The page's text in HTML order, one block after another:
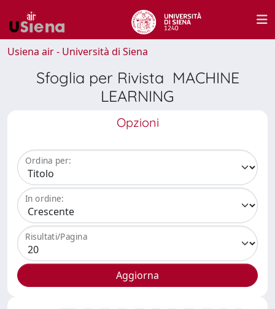
Usiena air - Università di Siena
Sfoglia per Rivista MACHINE
LEARNING
Opzioni
Ordina per:
In ordine:
Risultati/Pagina